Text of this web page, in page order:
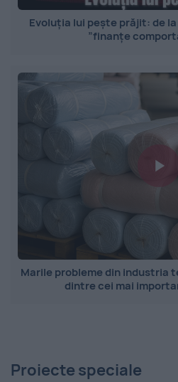
Evoluția lui pește prăjit: de
”finanțe
Marile probleme din industria
dintre cei mai
Proiecte speciale